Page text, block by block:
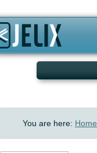
You are here: Home